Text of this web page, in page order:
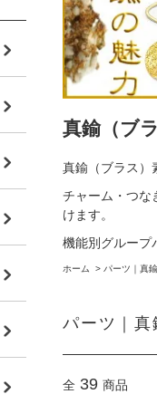
真鍮（ブ
真鍮（ブラス）
チャーム・つな
けます。
機能別グループ
ホーム > パーツ｜真
パーツ｜真
全 39 商品